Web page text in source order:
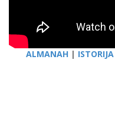
ALMANAH| ISTORIJA